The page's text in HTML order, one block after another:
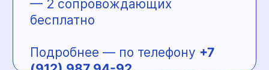
Федерация пилонного спорта
и воздушной гимнастики
Пермского края. Здесь
и взрослые — от новичков
до профессионалов, для спорта